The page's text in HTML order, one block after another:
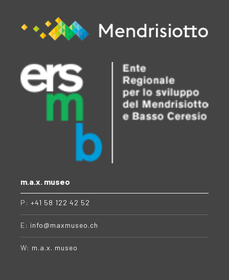
m.a.x. museo
P: +41 58 122 42 52
E: info@maxmuseo.ch
W: m.a.x. museo